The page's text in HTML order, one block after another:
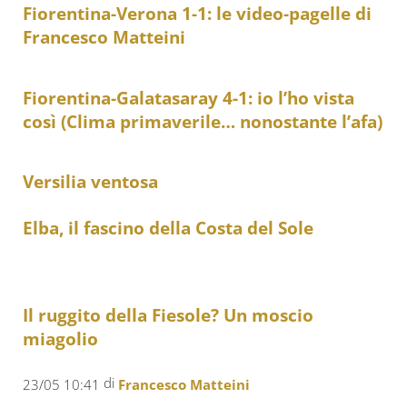
Fiorentina-Verona 1-1: le video-pagelle di
Francesco Matteini
Fiorentina-Galatasaray 4-1: io l’ho vista
così (Clima primaverile… nonostante l’afa)
Versilia ventosa
Elba, il fascino della Costa del Sole
Il ruggito della Fiesole? Un moscio
miagolio
23/05 10:41 di Francesco Matteini